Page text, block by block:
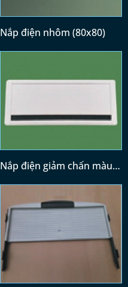
Nắp điện nhôm (80x80)
Nắp điện giảm chấn màu